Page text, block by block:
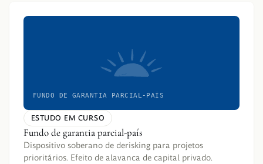
FUNDO DE GARANTIA PARCIAL-PAÍS
ESTUDO EM CURSO
Fundo de garantia parcial-país
Dispositivo soberano de derisking para projetos
prioritários. Efeito de alavanca de capital privado.